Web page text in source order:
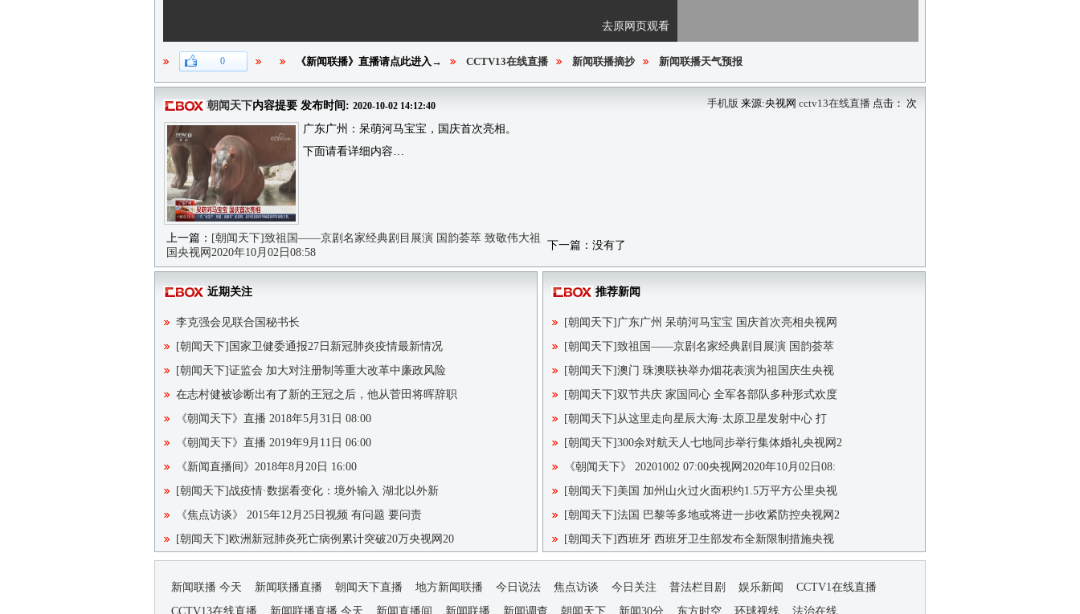
去原网页观看
0 《新闻联播》直播请点此进入→ CCTV13在线直播 新闻联播摘抄 新闻联播天气预报
朝闻天下内容提要 发布时间: 2020-10-02 14:12:40 手机版 来源:央视网 cctv13在线直播 点击： 次
广东广州：呆萌河马宝宝，国庆首次亮相。
下面请看详细内容…
上一篇： [朝闻天下]致祖国——京剧名家经典剧目展演 国韵荟萃 致敬伟大祖
国央视网2020年10月02日08:58
下一篇：没有了
推荐新闻
[朝闻天下]广东广州 呆萌河马宝宝 国庆首次亮相央视网
[朝闻天下]致祖国——京剧名家经典剧目展演 国韵荟萃
[朝闻天下]澳门 珠澳联袂举办烟花表演为祖国庆生央视
[朝闻天下]双节共庆 家国同心 全军各部队多种形式欢度
[朝闻天下]从这里走向星辰大海·太原卫星发射中心 打
[朝闻天下]300余对航天人七地同步举行集体婚礼央视网2
《朝闻天下》 20201002 07:00央视网2020年10月02日08:
[朝闻天下]美国 加州山火过火面积约1.5万平方公里央视
[朝闻天下]法国 巴黎等多地或将进一步收紧防控央视网2
[朝闻天下]西班牙 西班牙卫生部发布全新限制措施央视
近期关注
李克强会见联合国秘书长
[朝闻天下]国家卫健委通报27日新冠肺炎疫情最新情况
[朝闻天下]证监会 加大对注册制等重大改革中廉政风险
在志村健被诊断出有了新的王冠之后，他从菅田将晖辞职
《朝闻天下》直播 2018年5月31日 08:00
《朝闻天下》直播 2019年9月11日 06:00
《新闻直播间》2018年8月20日 16:00
[朝闻天下]战疫情·数据看变化：境外输入 湖北以外新
《焦点访谈》 2015年12月25日视频 有问题 要问责
[朝闻天下]欧洲新冠肺炎死亡病例累计突破20万央视网20
新闻联播 今天 新闻联播直播 朝闻天下直播 地方新闻联播 今日说法 焦点访谈 今日关注 普法栏目剧 娱乐新闻
CCTV1在线直播
CCTV13在线直播
新闻联播直播 今天 新闻直播间 新闻联播 新闻调查 朝闻天下 新闻30分 东方时空 环球视线 法治在线